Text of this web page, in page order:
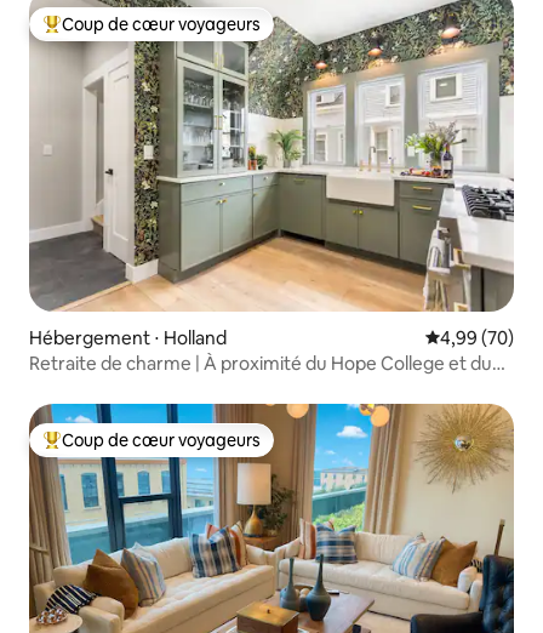
Coups de cœur voyageurs les plus appréciés
Coup de cœur voyageurs
Hébergement ⋅ Holland Évaluation
4,99 (70)
Retraite de charme | À proximité du Hope College et du
Coups de cœur voyageurs les plus appréciés
Coup de cœur voyageurs